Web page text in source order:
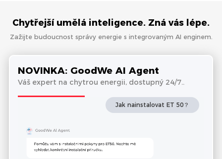
Chytřejší umělá inteligence. Zná vás lépe.
Zažijte budoucnost správy energie s integrovaným AI enginem.
NOVINKA: GoodWe AI Agent
Váš expert na chytrou energii, dostupný 24/7..
Jak nainstalovat ET 50？